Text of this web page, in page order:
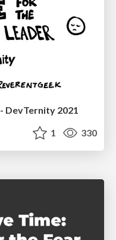
DevTernity 2021
1 330